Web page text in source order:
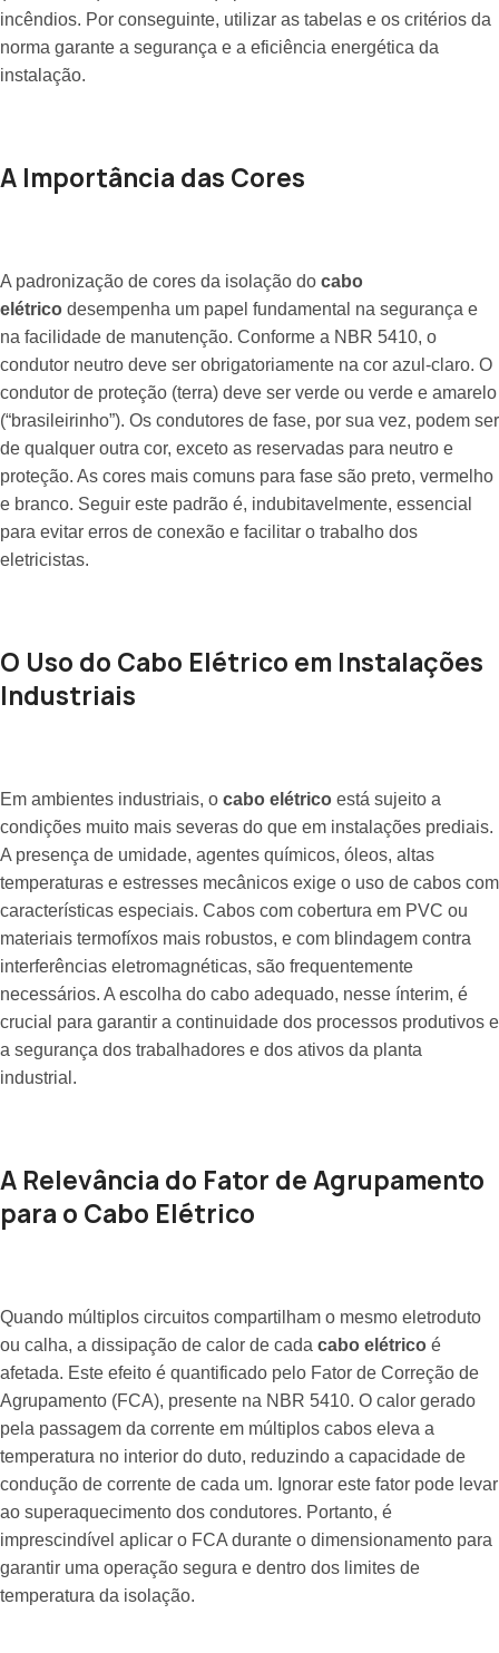
incêndios. Por conseguinte, utilizar as tabelas e os critérios da
norma garante a segurança e a eficiência energética da
instalação.
A Importância das Cores
A padronização de cores da isolação do cabo
elétrico desempenha um papel fundamental na segurança e
na facilidade de manutenção. Conforme a NBR 5410, o
condutor neutro deve ser obrigatoriamente na cor azul-claro. O
condutor de proteção (terra) deve ser verde ou verde e amarelo
(“brasileirinho”). Os condutores de fase, por sua vez, podem ser
de qualquer outra cor, exceto as reservadas para neutro e
proteção. As cores mais comuns para fase são preto, vermelho
e branco. Seguir este padrão é, indubitavelmente, essencial
para evitar erros de conexão e facilitar o trabalho dos
eletricistas.
O Uso do Cabo Elétrico em Instalações
Industriais
Em ambientes industriais, o cabo elétrico está sujeito a
condições muito mais severas do que em instalações prediais.
A presença de umidade, agentes químicos, óleos, altas
temperaturas e estresses mecânicos exige o uso de cabos com
características especiais. Cabos com cobertura em PVC ou
materiais termofíxos mais robustos, e com blindagem contra
interferências eletromagnéticas, são frequentemente
necessários. A escolha do cabo adequado, nesse ínterim, é
crucial para garantir a continuidade dos processos produtivos e
a segurança dos trabalhadores e dos ativos da planta
industrial.
A Relevância do Fator de Agrupamento
para o Cabo Elétrico
Quando múltiplos circuitos compartilham o mesmo eletroduto
ou calha, a dissipação de calor de cada cabo elétrico é
afetada. Este efeito é quantificado pelo Fator de Correção de
Agrupamento (FCA), presente na NBR 5410. O calor gerado
pela passagem da corrente em múltiplos cabos eleva a
temperatura no interior do duto, reduzindo a capacidade de
condução de corrente de cada um. Ignorar este fator pode levar
ao superaquecimento dos condutores. Portanto, é
imprescindível aplicar o FCA durante o dimensionamento para
garantir uma operação segura e dentro dos limites de
temperatura da isolação.